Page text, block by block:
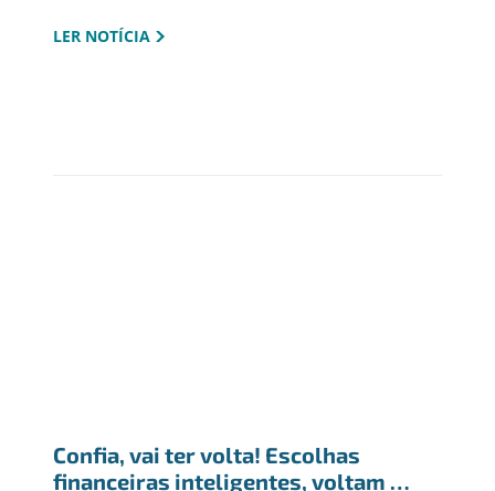
LER NOTÍCIA
Confia, vai ter volta! Escolhas
financeiras inteligentes, voltam